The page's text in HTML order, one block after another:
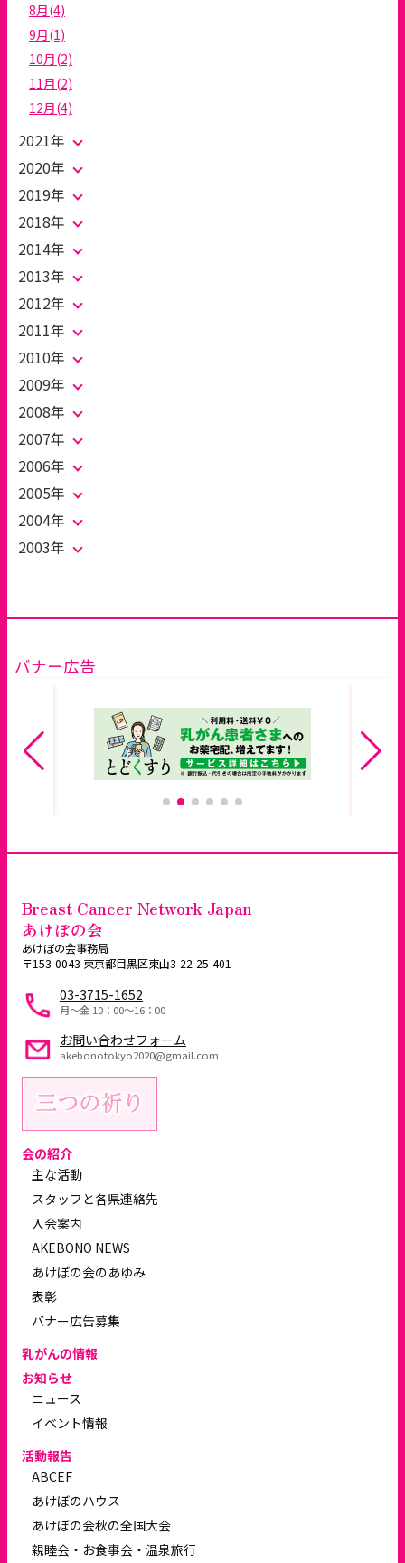
8月(4)
9月(1)
10月(2)
11月(2)
12月(4)
2021年
2020年
2019年
2018年
2014年
2013年
2012年
2011年
2010年
2009年
2008年
2007年
2006年
2005年
2004年
2003年
バナー広告
Breast Cancer Network Japan
あけぼの会
あけぼの会事務局
〒153-0043 東京都目黒区東山3-22-25-401
03-3715-1652
月～金 10：00〜16：00
お問い合わせフォーム
akebonotokyo2020@gmail.com
会の紹介
主な活動
スタッフと各県連絡先
入会案内
AKEBONO NEWS
あけぼの会のあゆみ
表彰
バナー広告募集
乳がんの情報
お知らせ
ニュース
イベント情報
活動報告
ABCEF
あけぼのハウス
あけぼの会秋の全国大会
親睦会・お食事会・温泉旅行